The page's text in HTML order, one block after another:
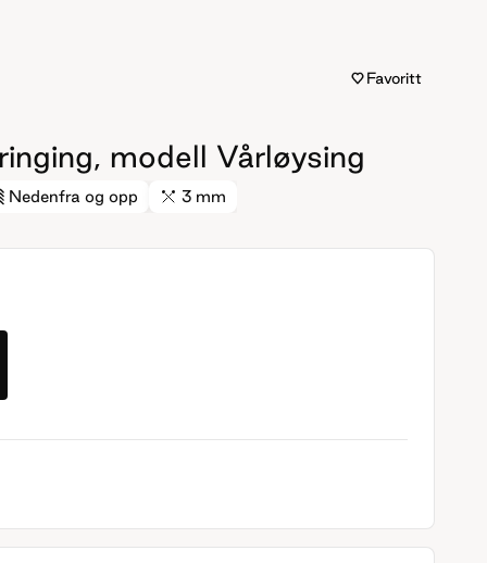
Favoritt
modell Vårløysing
Nedenfra og opp 3 mm